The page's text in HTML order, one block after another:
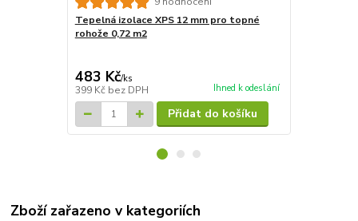
Tepelná izolace XPS 12 mm pro topné
rohože 0,72 m2
483 Kč/ks
399 Kč bez DPH Ihned k odeslání
Přidat do košíku
Zboží zařazeno v kategoriích